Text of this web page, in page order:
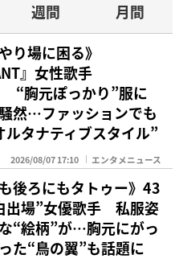
週間
月間
り場に困る》
』女性歌手
“胸元ぽっかり”服に
然…ファッションでも
ルタナティブスタイル”
2026/08/07 17:10 エンタメニュース
後ろにもタトゥー》43
出場”女優歌手 私服姿
“絵柄”が…胸元にがっ
た“鳥の翼”も話題に